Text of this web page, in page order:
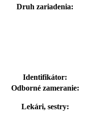
Druh zariadenia:
Identifikátor:
Odborné zameranie:
Lekári, sestry: